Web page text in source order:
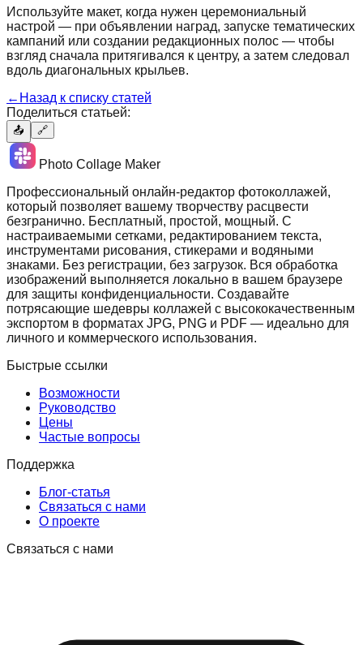
Используйте макет, когда нужен церемониальный
настрой — при объявлении наград, запуске тематических
кампаний или создании редакционных полос — чтобы
взгляд сначала притягивался к центру, а затем следовал
вдоль диагональных крыльев.
← Назад к списку статей
Поделиться статьей:
📤 🔗
Photo Collage Maker
Профессиональный онлайн-редактор фотоколлажей,
который позволяет вашему творчеству расцвести
безгранично. Бесплатный, простой, мощный. С
настраиваемыми сетками, редактированием текста,
инструментами рисования, стикерами и водяными
знаками. Без регистрации, без загрузок. Вся обработка
изображений выполняется локально в вашем браузере
для защиты конфиденциальности. Создавайте
потрясающие шедевры коллажей с высококачественным
экспортом в форматах JPG, PNG и PDF — идеально для
личного и коммерческого использования.
Быстрые ссылки
Возможности
Руководство
Цены
Частые вопросы
Поддержка
Блог-статья
Связаться с нами
О проекте
Связаться с нами